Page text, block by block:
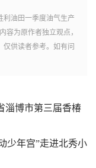
利油田一季度油气生产
容为原作者独立观点，
供读者参考。如有问
淄博市第三届香椿
少年宫”走进北秀小